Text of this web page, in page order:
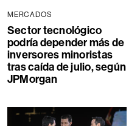
MERCADOS
Sector tecnológico
podría depender más de
inversores minoristas
tras caída de julio, según
JPMorgan